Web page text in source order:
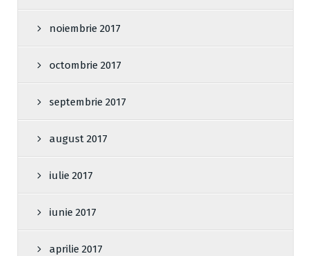
noiembrie 2017
octombrie 2017
septembrie 2017
august 2017
iulie 2017
iunie 2017
aprilie 2017